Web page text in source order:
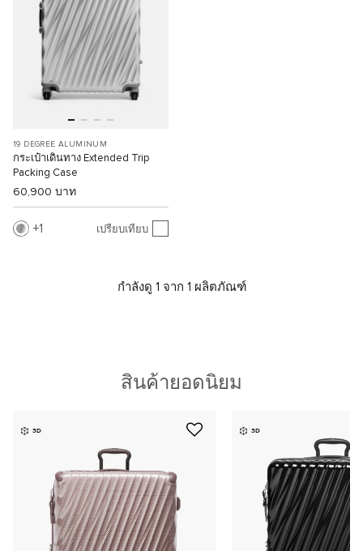
19 DEGREE ALUMINUM
กระเป๋าเดินทาง Extended Trip
Packing Case
60,900 บาท
1 เปรียบเทียบ
กำลังดู 1 จาก 1 ผลิตภัณฑ์
สินค้ายอดนิยม
3D 3D